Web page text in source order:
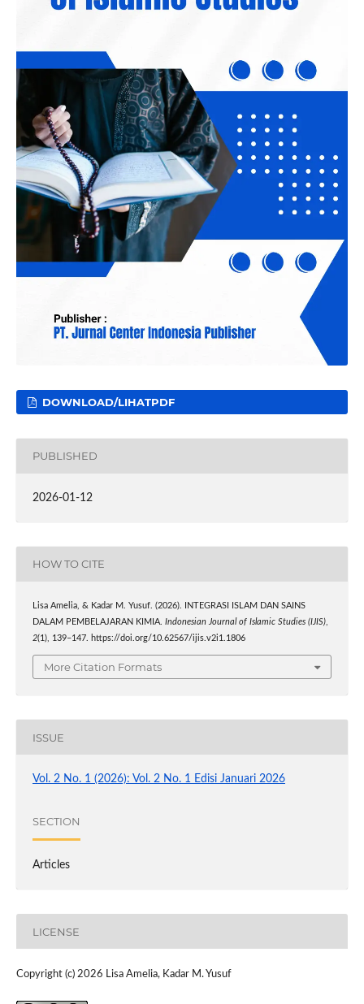
DOWNLOAD/LIHATPDF
PUBLISHED
2026-01-12
HOW TO CITE
Lisa Amelia, & Kadar M. Yusuf. (2026). INTEGRASI ISLAM DAN SAINS
DALAM PEMBELAJARAN KIMIA. Indonesian Journal of Islamic Studies (IJIS),
2(1), 139–147. https://doi.org/10.62567/ijis.v2i1.1806
More Citation Formats
ISSUE
Vol. 2 No. 1 (2026): Vol. 2 No. 1 Edisi Januari 2026
SECTION
Articles
LICENSE
Copyright (c) 2026 Lisa Amelia, Kadar M. Yusuf